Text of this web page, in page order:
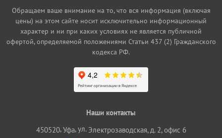
Обращаем ваше внимание на то, что вся информация (включая
цены) на этом сайте носит исключительно информационный
характер и ни при каких условиях не является публичной
офертой, определяемой положениями Статьи 437 (2) Гражданского
кодекса РФ.
Наши контакты
450520,Уфа, ул. Электрозаводская, д. 2, офис 6